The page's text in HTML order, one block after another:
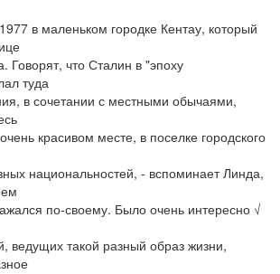
в маленьком городке Кентау, который
Говорят, что Сталин в "эпоху
туда
в сочетании с местными обычаями,
красивом месте, в поселке городского
национальностей, - вспоминает Линда,
по-своему. Было очень интересно √
ведущих такой разный образ жизни,